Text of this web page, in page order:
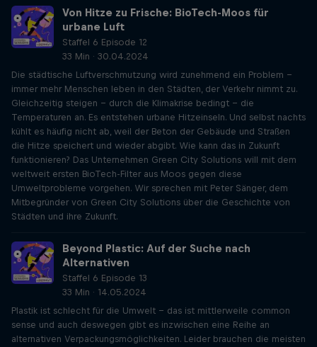
Von Hitze zu Frische: BioTech-Moos für
urbane Luft
Staffel 6 Episode 12
33 Min · 30.04.2024
Die städtische Luftverschmutzung wird zunehmend ein Problem –
immer mehr Menschen leben in den Städten, der Verkehr nimmt zu.
Gleichzeitig steigen – durch die Klimakrise bedingt – die
Temperaturen an. Es entstehen urbane Hitzeinseln. Und selbst nachts
kühlt es häufig nicht ab, weil der Beton der Gebäude und Straßen
die Hitze speichert und wieder abgibt. Wie kann das in Zukunft
funktionieren? Das Unternehmen Green City Solutions will mit dem
weltweit ersten BioTech-Filter aus Moos gegen diese
Umweltprobleme vorgehen. Wir sprechen mit Peter Sänger, dem
Mitbegründer von Green City Solutions über die Geschichte von
Städten und ihre Zukunft.
Beyond Plastic: Auf der Suche nach
Alternativen
Staffel 6 Episode 13
33 Min · 14.05.2024
Plastik ist schlecht für die Umwelt – das ist mittlerweile common
sense und auch deswegen gibt es inzwischen eine Reihe an
alternativen Verpackungsmöglichkeiten. Leider brauchen die meisten